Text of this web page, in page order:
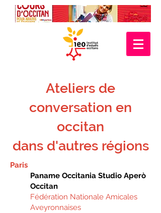
Ateliers de
conversation en
occitan
dans d'autres régions
Paris
Paname Occitania Studio Aperò
Occitan
Fédération Nationale Amicales
Aveyronnaises